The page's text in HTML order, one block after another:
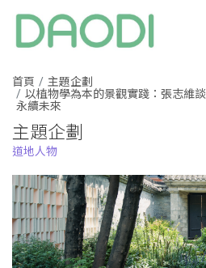
主題企劃
道地人物
首頁
主題企劃
以植物學為本的景觀實踐：張志維
永續未來